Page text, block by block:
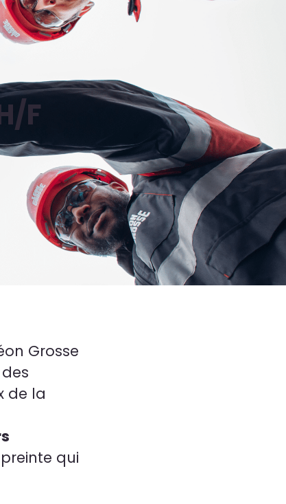
F
Grosse
de la
qui